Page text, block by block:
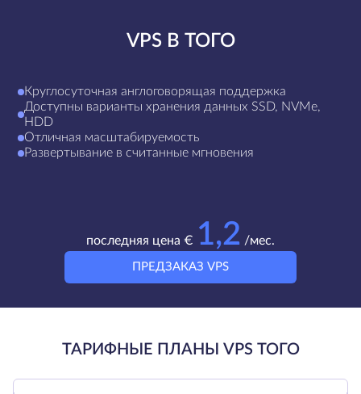
VPS В ТОГО
Круглосуточная англоговорящая поддержка
Доступны варианты хранения данных SSD, NVMe,
HDD
Отличная масштабируемость
Развертывание в считанные мгновения
последняя цена € 1,2 /мес.
ПРЕДЗАКАЗ VPS
ТАРИФНЫЕ ПЛАНЫ VPS ТОГО